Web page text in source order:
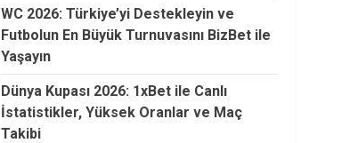
WC 2026: Türkiye’yi Destekleyin ve
Futbolun En Büyük Turnuvasını BizBet ile
Yaşayın
Dünya Kupası 2026: 1xBet ile Canlı
İstatistikler, Yüksek Oranlar ve Maç
Takibi